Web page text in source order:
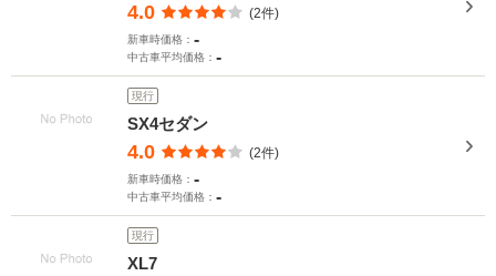
4.0 (2件)
新車時価格： -
中古車平均価格： -
現行
SX4セダン
4.0 (2件)
新車時価格： -
中古車平均価格： -
現行
XL7